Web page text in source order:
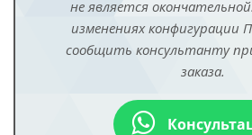
не является
изменениях конфигурации
сообщить консультанту
заказа.